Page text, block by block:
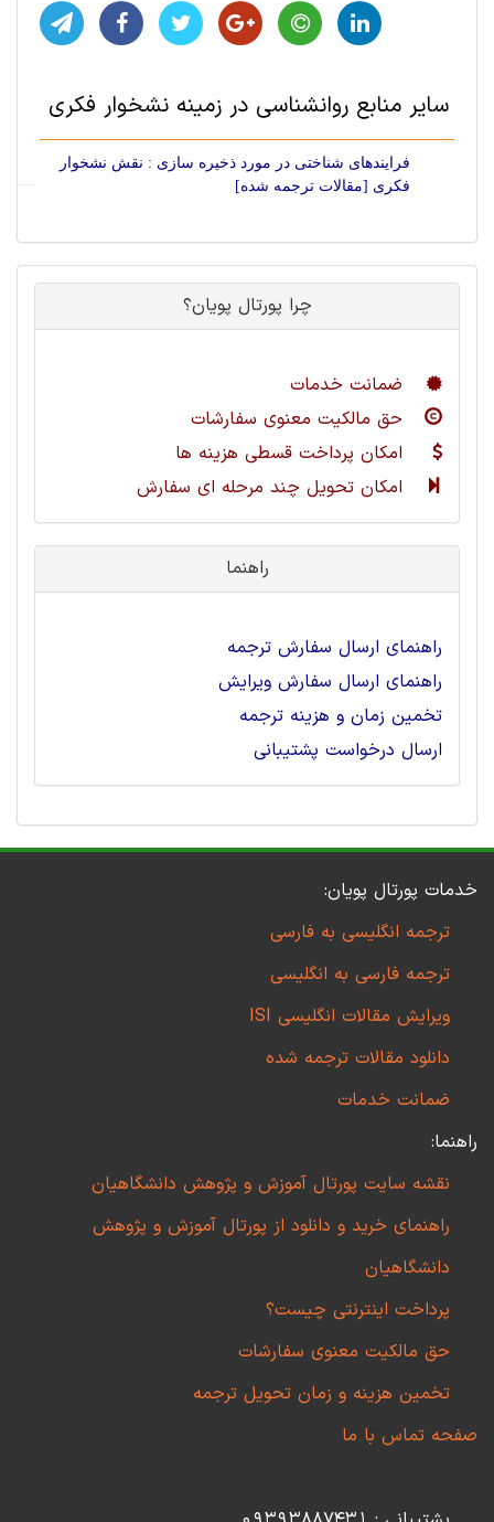
سایر منابع روانشناسی در زمینه نشخوار فکری
فرایندهای شناختی در مورد ذخیره سازی : نقش نشخوار
فکری [مقالات ترجمه شده]
چرا پورتال پویان؟
ضمانت خدمات
حق مالکیت معنوی سفارشات
امکان پرداخت قسطی هزینه ها
امکان تحویل چند مرحله ای سفارش
راهنما
راهنمای ارسال سفارش ترجمه
راهنمای ارسال سفارش ویرایش
تخمین زمان و هزینه ترجمه
ارسال درخواست پشتیبانی
خدمات پورتال پویان:
ترجمه انگلیسی به فارسی
ترجمه فارسی به انگلیسی
ویرایش مقالات انگلیسی ISI
دانلود مقالات ترجمه شده
ضمانت خدمات
راهنما:
نقشه سایت پورتال آموزش و پژوهش دانشگاهیان
راهنمای خرید و دانلود از پورتال آموزش و پژوهش
دانشگاهیان
پرداخت اینترنتی چیست؟
حق مالکیت معنوی سفارشات
تخمین هزینه و زمان تحویل ترجمه
صفحه تماس با ما